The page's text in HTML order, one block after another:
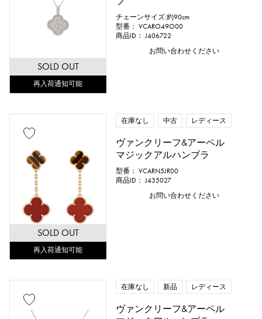
SOLD OUT
再入荷通知可能
チェーンサイズ:約90cm
型番： VCARO49O00
商品ID： J406722
お問い合わせください
SOLD OUT
再入荷通知可能
在庫なし 中古 レディース
ヴァンクリーフ&アーペル
マジックアルハンブラ
型番： VCARN5JR00
商品ID： J435027
お問い合わせください
在庫なし 新品 レディース
ヴァンクリーフ&アーペル